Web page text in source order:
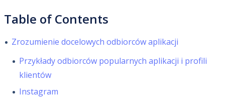
Table of Contents
Zrozumienie docelowych odbiorców aplikacji
Przykłady odbiorców popularnych aplikacji i profili
klientów
Instagram